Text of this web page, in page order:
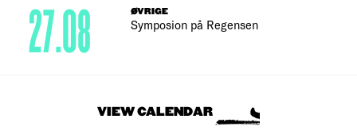
ØVRIGE
Symposion på Regensen
27.08
VIEW CALENDAR